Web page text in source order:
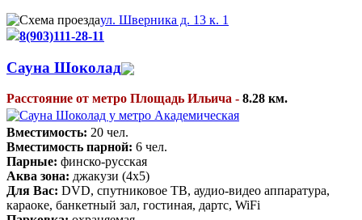
ул. Шверника д. 13 к. 1
8(903)111-28-11
Сауна Шоколад
Расстояние от метро Площадь Ильича - 8.28 км.
Вместимость: 20 чел.
Вместимость парной: 6 чел.
Парные: финско-русская
Аква зона: джакузи (4х5)
Для Вас: DVD, спутниковое ТВ, аудио-видео аппаратура,
караоке, банкетный зал, гостиная, дартс, WiFi